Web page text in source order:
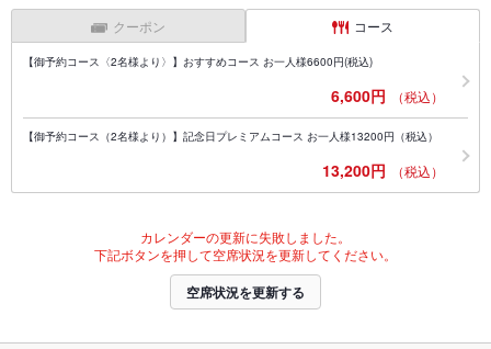
クーポン コース
【御予約コース〈2名様より〉】おすすめコース お一人様6600円(税込)
6,600円 （税込）
【御予約コース（2名様より）】記念日プレミアムコース お一人様13200円（税込）
13,200円 （税込）
カレンダーの更新に失敗しました。
下記ボタンを押して空席状況を更新してください。
空席状況を更新する